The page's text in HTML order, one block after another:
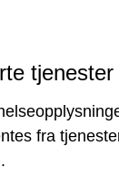
tjenester
fra